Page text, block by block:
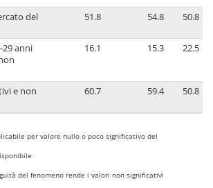
del
51.8 54.8 50.8
29 anni
16.1 15.3 22.5
e non
60.7 59.4 50.8
per valore nullo o poco significativo del
del fenomeno rende i valori non significativi